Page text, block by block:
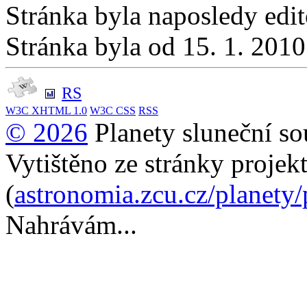
Stránka byla naposledy
Stránka byla od 15. 1.
RS
W3C XHTML 1.0 W3C CSS RSS
© 2026 Planety sluneční
Vytištěno ze stránky
(astronomia.zcu.cz/
Nahrávám...